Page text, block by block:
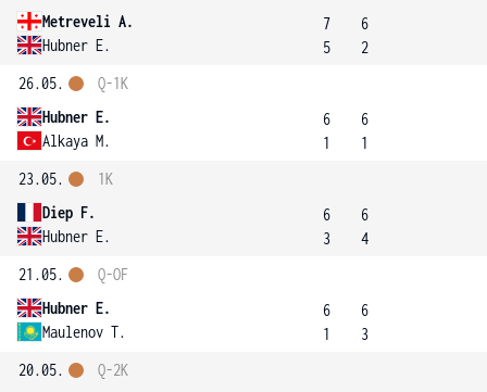
Metreveli A.
Hubner E.
7
5
6
2
26.05.
Hubner E.
Alkaya M.
Q-1K
6
1
6
1
23.05.
Diep F.
Hubner E.
1K
6
3
6
4
21.05.
Hubner E.
Maulenov T.
Q-OF
6
1
6
3
20.05.
Q-2K